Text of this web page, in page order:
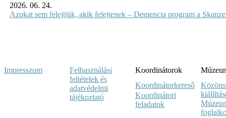
2026. 06. 24.
Azokat sem felejtjük, akik felejtenek – Demencia program a
Impresszum
Felhasználási
feltételek és
adatvédelmi
tájékoztató
Koordinátorok
Koordinátorkereső
Koordinátori
feladatok